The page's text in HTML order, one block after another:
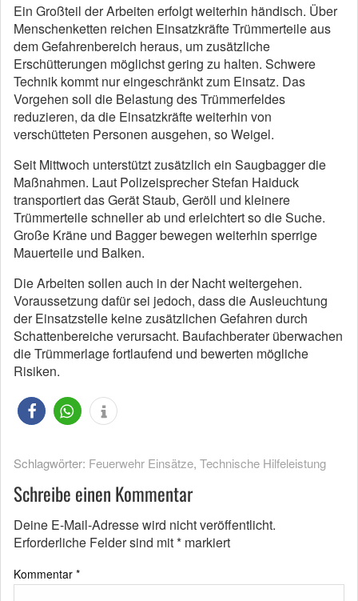
Ein Großteil der Arbeiten erfolgt weiterhin händisch. Über
Menschenketten reichen Einsatzkräfte Trümmerteile aus
dem Gefahrenbereich heraus, um zusätzliche
Erschütterungen möglichst gering zu halten. Schwere
Technik kommt nur eingeschränkt zum Einsatz. Das
Vorgehen soll die Belastung des Trümmerfeldes
reduzieren, da die Einsatzkräfte weiterhin von
verschütteten Personen ausgehen, so Weigel.
Seit Mittwoch unterstützt zusätzlich ein Saugbagger die
Maßnahmen. Laut Polizeisprecher Stefan Haiduck
transportiert das Gerät Staub, Geröll und kleinere
Trümmerteile schneller ab und erleichtert so die Suche.
Große Kräne und Bagger bewegen weiterhin sperrige
Mauerteile und Balken.
Die Arbeiten sollen auch in der Nacht weitergehen.
Voraussetzung dafür sei jedoch, dass die Ausleuchtung
der Einsatzstelle keine zusätzlichen Gefahren durch
Schattenbereiche verursacht. Baufachberater überwachen
die Trümmerlage fortlaufend und bewerten mögliche
Risiken.
Schlagwörter: Feuerwehr Einsätze, Technische Hilfeleistung
Schreibe einen Kommentar
Deine E-Mail-Adresse wird nicht veröffentlicht.
Erforderliche Felder sind mit* markiert
Kommentar *